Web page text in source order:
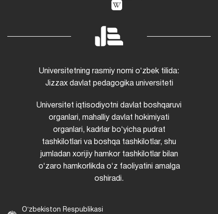
Universitetning rasmiy nomi oʻzbek tilida:
Jizzax davlat pedagogika universiteti
Universitet iqtisodiyotni davlat boshqaruvi
organlari, mahalliy davlat hokimiyati
organlari, kadrlar boʻyicha pudrat
tashkilotlari va boshqa tashkilotlar, shu
jumladan xorijiy hamkor tashkilotlar bilan
oʻzaro hamkorlikda oʻz faoliyatini amalga
oshiradi.
Oʻzbekiston Respublikasi